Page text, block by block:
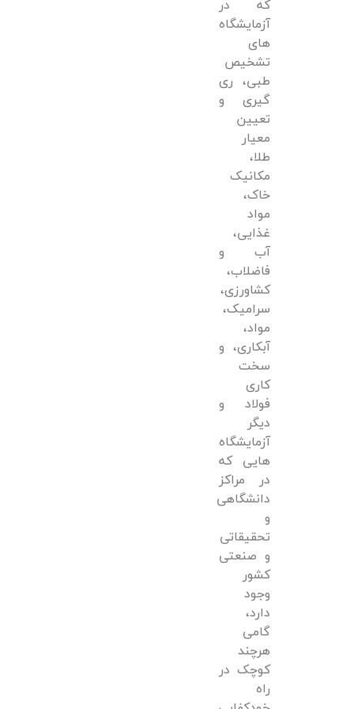
که در
آزمایشگاه
های
تشخیص
طبی، ری
گیری و
تعیین
معیار
طلا،
مکانیک
خاک،
مواد
غذایی،
آب و
فاضلاب،
کشاورزی،
سرامیک،
مواد،
آبکاری، و
سخت
کاری
فولاد و
دیگر
آزمایشگاه
هایی که
در مراکز
دانشگاهی
و
تحقیقاتی
و صنعتی
کشور
وجود
دارد،
گامی
هرچند
کوچک در
راه